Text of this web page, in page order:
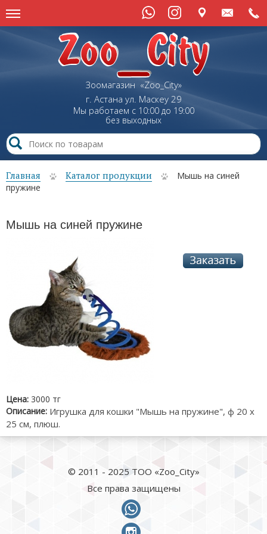
Зоомагазин «Zoo_City»
г. Астана ул. Маскеу29
Мы работаем с 10:00 до 19:00
без выходных
Главная Каталог продукции
Мышь на синей
пружине
Мышь на синей пружине
Цена: 3000 тг
Описание: Игрушка для кошки "Мышь на пружине", ф 20 х
25 см, плюш.
© 2011 - 2025 ТОО «Zoo_City»
Все права защищены